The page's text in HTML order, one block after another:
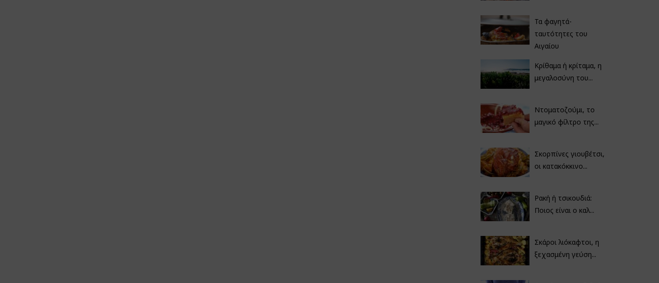
Τα φαγητά-
ταυτότητες του
Αιγαίου
Κρίθαμα ή κρίταμα, η
μεγαλοσύνη του...
Ντοματοζούμι, το
μαγικό φίλτρο της...
Σκορπίνες γιουβέτσι,
οι κατακόκκινο...
Ρακή ή τσικουδιά:
Ποιος είναι ο καλ...
Σκάροι λιόκαφτοι, η
ξεχασμένη γεύση...